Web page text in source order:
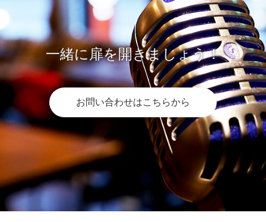
一緒に扉を開きましょう！
お問い合わせはこちらから